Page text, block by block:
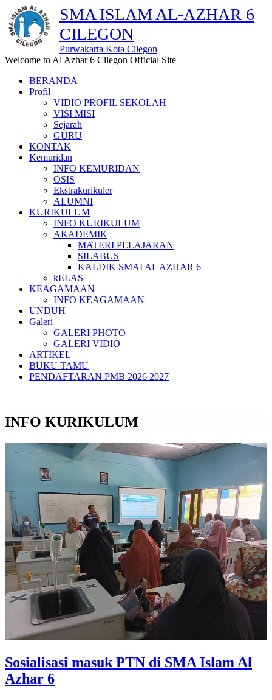
SMA ISLAM AL-AZHAR 6
CILEGON
Purwakarta Kota Cilegon
Welcome to Al Azhar 6 Cilegon Official Site
BERANDA
Profil
VIDIO PROFIL SEKOLAH
VISI MISI
Sejarah
GURU
KONTAK
Kemuridan
INFO KEMURIDAN
OSIS
Ekstrakurikuler
ALUMNI
KURIKULUM
INFO KURIKULUM
AKADEMIK
MATERI PELAJARAN
SILABUS
KALDIK SMAI AL AZHAR 6
kELAS
KEAGAMAAN
INFO KEAGAMAAN
UNDUH
Galeri
GALERI PHOTO
GALERI VIDIO
ARTIKEL
BUKU TAMU
PENDAFTARAN PMB 2026 2027
INFO KURIKULUM
Sosialisasi masuk PTN di SMA Islam Al
Azhar 6